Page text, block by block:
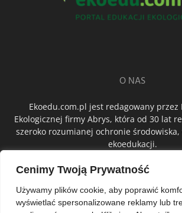
Cenimy Twoją Prywatność
Używamy plików cookie, aby poprawić
wyświetlać spersonalizowane reklamy lub
O NAS
Ekoedu.com.pl jest redagowany przez
Ekologicznej firmy Abrys, która od 30 lat
szeroko rozumianej ochronie
ekoedukacji.
ŚLEDŹ NAS